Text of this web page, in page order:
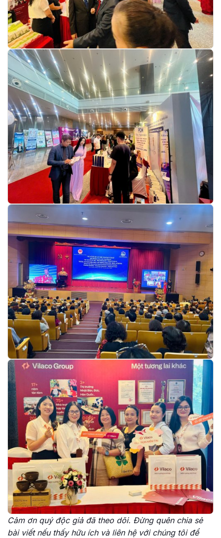
Cảm ơn quý độc giả đã theo dõi. Đừng quên chia sẻ
bài viết nếu thấy hữu ích và liên hệ với chúng tôi để